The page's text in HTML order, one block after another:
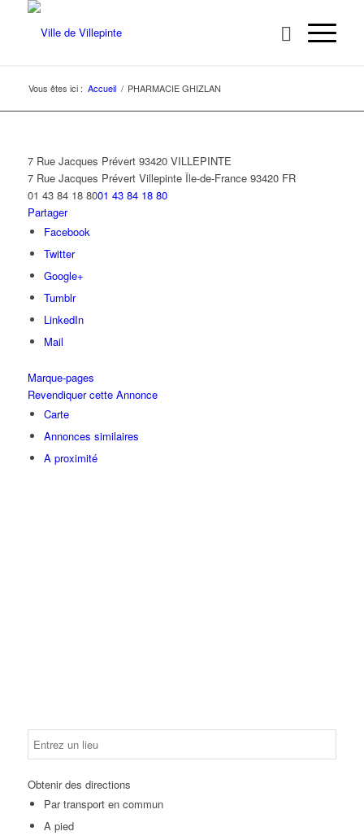
Vous êtes ici : Accueil / PHARMACIE GHIZLAN
7 Rue Jacques Prévert 93420 VILLEPINTE
7 Rue Jacques Prévert Villepinte Île-de-France 93420 FR
01 43 84 18 8001 43 84 18 80
Partager
Facebook
Twitter
Google+
Tumblr
LinkedIn
Mail
Marque-pages
Revendiquer cette Annonce
Carte
Annonces similaires
A proximité
Obtenir des directions
Par transport en commun
A pied